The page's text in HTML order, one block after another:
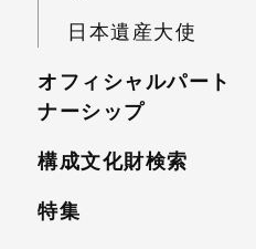
日本遺産大使
オフィシャルパート
ナーシップ
構成文化財検索
特集